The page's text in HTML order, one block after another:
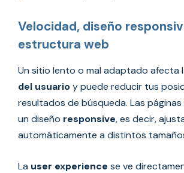
Velocidad, diseño
estructura web
Un sitio lento o mal adaptado afecta
del usuarioy puede reducir tus
resultados de búsqueda. Las
un diseño responsive, es decir,
automáticamente a distintos
La user experience se ve